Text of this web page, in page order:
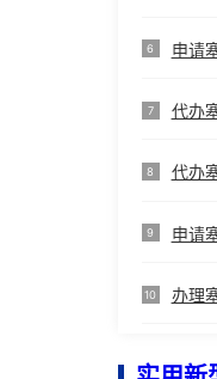
6 申请
7 代办
8 代办
9 申请
10 办理